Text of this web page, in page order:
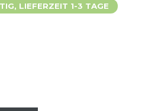
LIEFERZEIT 1-3 TAGE